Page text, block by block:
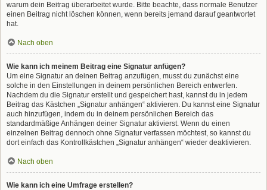
warum dein Beitrag überarbeitet wurde. Bitte beachte, dass normale Benutzer
einen Beitrag nicht löschen können, wenn bereits jemand darauf geantwortet
hat.
Nach oben
Wie kann ich meinem Beitrag eine Signatur anfügen?
Um eine Signatur an deinen Beitrag anzufügen, musst du zunächst eine
solche in den Einstellungen in deinem persönlichen Bereich entwerfen.
Nachdem du die Signatur erstellt und gespeichert hast, kannst du in jedem
Beitrag das Kästchen „Signatur anhängen“ aktivieren. Du kannst eine Signatur
auch hinzufügen, indem du in deinem persönlichen Bereich das
standardmäßige Anhängen deiner Signatur aktivierst. Wenn du einen
einzelnen Beitrag dennoch ohne Signatur verfassen möchtest, so kannst du
dort einfach das Kontrollkästchen „Signatur anhängen“ wieder deaktivieren.
Nach oben
Wie kann ich eine Umfrage erstellen?